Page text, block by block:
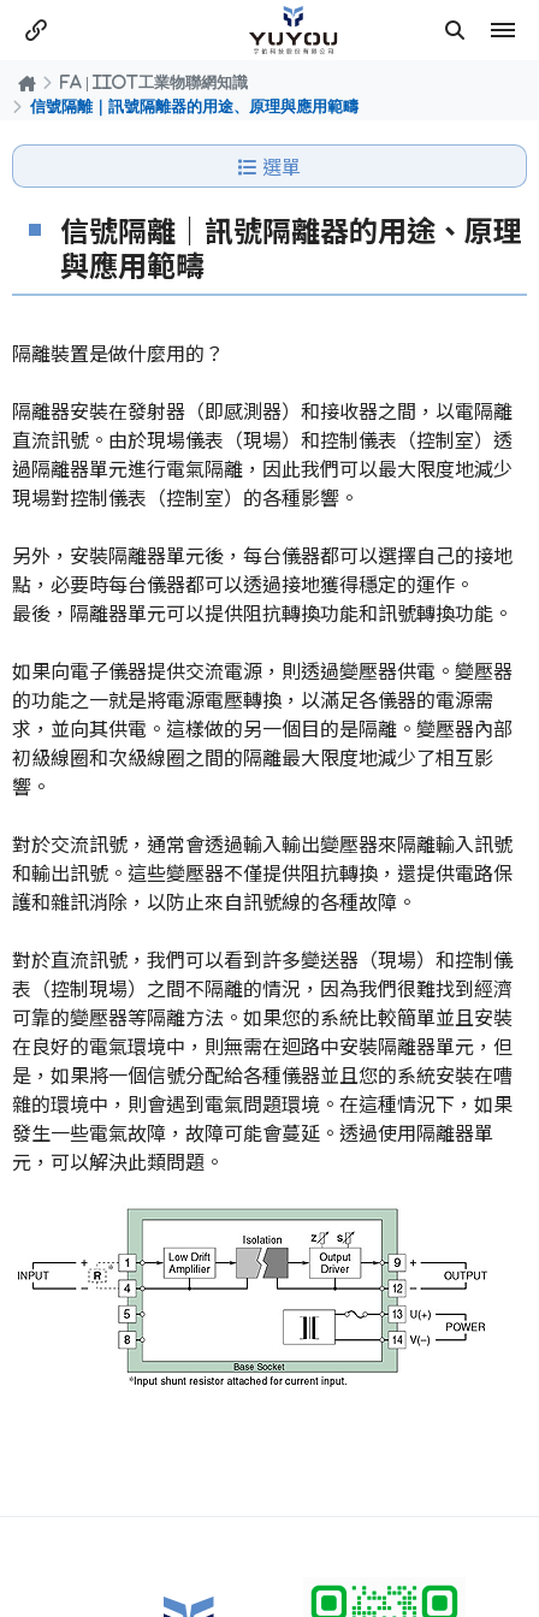
FA | IIOT工業物聯網知識
信號隔離｜訊號隔離器的用途、原理與應用範疇
選單
信號隔離｜訊號隔離器的用途、原理
與應用範疇
隔離裝置是做什麼用的？
隔離器安裝在發射器（即感測器）和接收器之間，以電隔離
直流訊號。由於現場儀表（現場）和控制儀表（控制室）透
過隔離器單元進行電氣隔離，因此我們可以最大限度地減少
現場對控制儀表（控制室）的各種影響。
另外，安裝隔離器單元後，每台儀器都可以選擇自己的接地
點，必要時每台儀器都可以透過接地獲得穩定的運作。
最後，隔離器單元可以提供阻抗轉換功能和訊號轉換功能。
如果向電子儀器提供交流電源，則透過變壓器供電。變壓器
的功能之一就是將電源電壓轉換，以滿足各儀器的電源需
求，並向其供電。這樣做的另一個目的是隔離。變壓器內部
初級線圈和次級線圈之間的隔離最大限度地減少了相互影
響。
對於交流訊號，通常會透過輸入輸出變壓器來隔離輸入訊號
和輸出訊號。這些變壓器不僅提供阻抗轉換，還提供電路保
護和雜訊消除，以防止來自訊號線的各種故障。
對於直流訊號，我們可以看到許多變送器（現場）和控制儀
表（控制現場）之間不隔離的情況，因為我們很難找到經濟
可靠的變壓器等隔離方法。如果您的系統比較簡單並且安裝
在良好的電氣環境中，則無需在迴路中安裝隔離器單元，但
是，如果將一個信號分配給各種儀器並且您的系統安裝在嘈
雜的環境中，則會遇到電氣問題環境。在這種情況下，如果
發生一些電氣故障，故障可能會蔓延。透過使用隔離器單
元，可以解決此類問題。